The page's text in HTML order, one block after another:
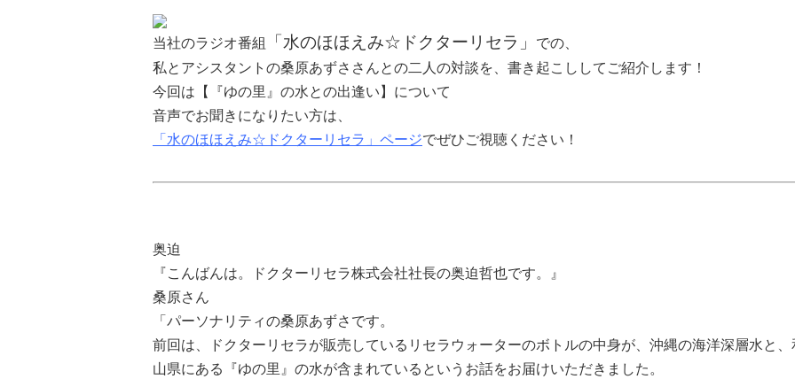
当社のラジオ番組 「水のほほえみ☆ドクターリセラ」
での、
私とアシスタントの桑原あずささんとの二人の対談を、書き起こししてご紹介します！
今回は【『ゆの里』の水との出逢い】について
音声でお聞きになりたい方は、
「水のほほえみ☆ドクターリセラ」ページでぜひご視聴ください！
奥迫
『こんばんは。ドクターリセラ株式会社社長の奥迫哲也です。』
桑原さん
「パーソナリティの桑原あずさです。
前回は、ドクターリセラが販売しているリセラウォーターのボトルの中身が、 沖縄の海洋深層水と、
山県にある『ゆの里』の水が含まれているというお話をお届けいただきました。